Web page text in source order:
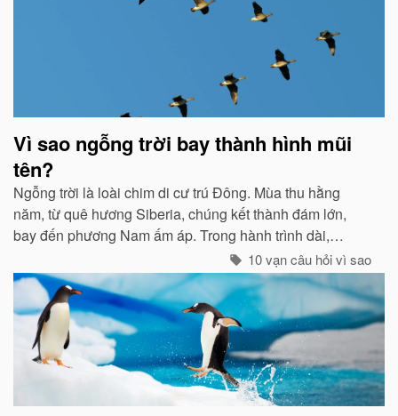
Vì sao ngỗng trời bay thành hình mũi
tên?
Ngỗng trời là loài chim di cư trú Đông. Mùa thu hằng
năm, từ quê hương Siberia, chúng kết thành đám lớn,
bay đến phương Nam ấm áp. Trong hành trình dài,
chúng tổ chức đội hình rất chặt chẽ... 10 vạn câu hỏi vì sao